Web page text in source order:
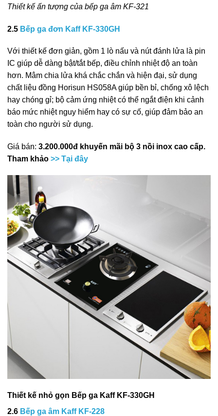
Thiết kế ấn tượng của bếp ga âm KF-321
2.5 Bếp ga đơn Kaff KF-330GH
Với thiết kế đơn giản, gồm 1 lò nấu và nút đánh lửa là pin
IC giúp dễ dàng bật/tắt bếp, điều chỉnh nhiệt độ an toàn
hơn. Mâm chia lửa khá chắc chắn và hiện đại, sử dụng
chất liệu đồng Horisun HS058A giúp bền bỉ, chống xô lệch
hay chóng gỉ; bộ cảm ứng nhiệt có thể ngắt điện khi cảnh
báo mức nhiệt nguy hiểm hay có sự cố, giúp đảm bảo an
toàn cho người sử dụng.
Giá bán: 3.200.000đ khuyến mãi bộ 3 nồi inox cao cấp.
Tham khảo >> Tại đây
Thiết kế nhỏ gọn Bếp ga Kaff KF-330GH
2.6 Bếp ga âm Kaff KF-228